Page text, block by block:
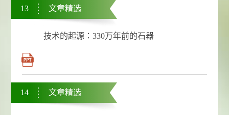
13 文章精选
技术的起源：330万年前的石器
14 文章精选